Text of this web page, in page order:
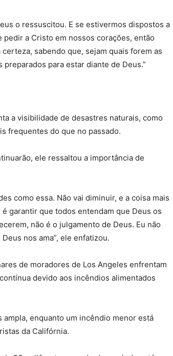
o ressuscitou. E se estivermos dispostos a
a Cristo em nossos corações, então
sabendo que, sejam quais forem as
para estar diante de Deus.”
a visibilidade de desastres naturais, como
frequentes do que no passado.
ele ressaltou a importância de
como essa. Não vai diminuir, e a coisa mais
garantir que todos entendam que Deus os
não é o julgamento de Deus. Eu não
nos ama”, ele enfatizou.
de moradores de Los Angeles enfrentam
devido aos incêndios alimentados
enquanto um incêndio menor está
da Califórnia.